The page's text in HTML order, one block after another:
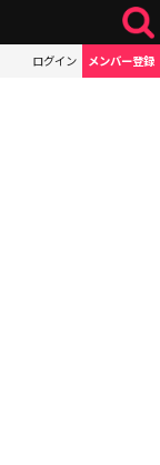
ログイン メンバー登録